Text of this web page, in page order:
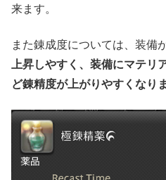
来ます。
また錬成度については、装備
上昇しやすく、装備にマテリ
ど錬精度が上がりやすくなりま